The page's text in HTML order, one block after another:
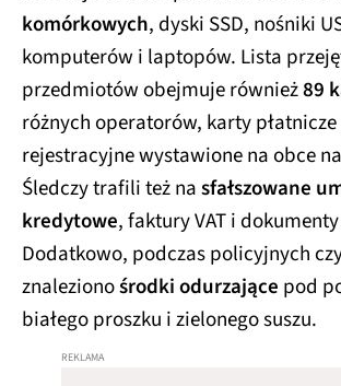
komórkowych , dyski SSD, nośniki
komputerów i laptopów. Lista
przedmiotów obejmuje również89
różnych operatorów, karty
rejestracyjne wystawione na obce
Śledczy trafili też na sfałszowane
kredytowe , faktury VAT i
Dodatkowo, podczas policyjnych
znalezionośrodki odurzające pod
białego proszku i zielonego suszu.